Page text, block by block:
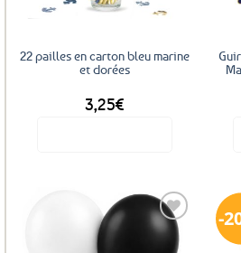
22 pailles en carton bleu marine
et dorées
3,25€